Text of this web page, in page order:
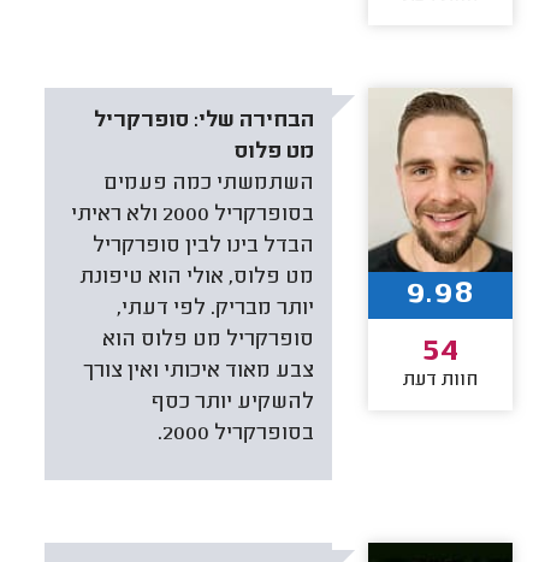
הבחירה שלי: סופרקריל
מט פלוס
השתמשתי כמה פעמים
בסופרקריל 2000 ולא ראיתי
הבדל בינו לבין סופרקריל
מט פלוס, אולי הוא טיפונת
יותר מבריק. לפי דעתי,
סופרקריל מט פלוס הוא
צבע מאוד איכותי ואין צורך
להשקיע יותר כסף
בסופרקריל 2000.
9.98
54
חוות דעת